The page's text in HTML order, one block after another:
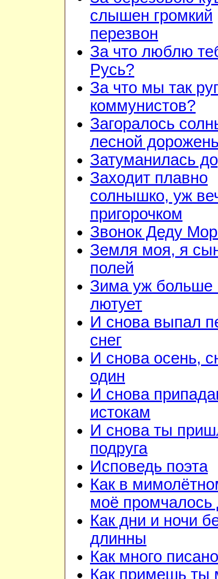
слышен громкий
перезвон
За что люблю
Русь?
За что мы так
коммунистов?
Загоралось
лесной
Затуманилась
Заходит плавно
солнышко, уж
пригорочком
Звонок Деду
Земля моя, я
полей
Зима уж больше
лютует
И снова выпал
снег
И снова осень,
один
И снова
истокам
И снова ты
подруга
Исповедь поэта
Как в
моё промчалось
Как дни и ночи
длинны
Как много
Как примешь ты